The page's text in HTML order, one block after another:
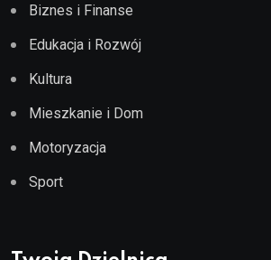
Biznes i Finanse
Edukacja i Rozwój
Kultura
Mieszkanie i Dom
Motoryzacja
Sport